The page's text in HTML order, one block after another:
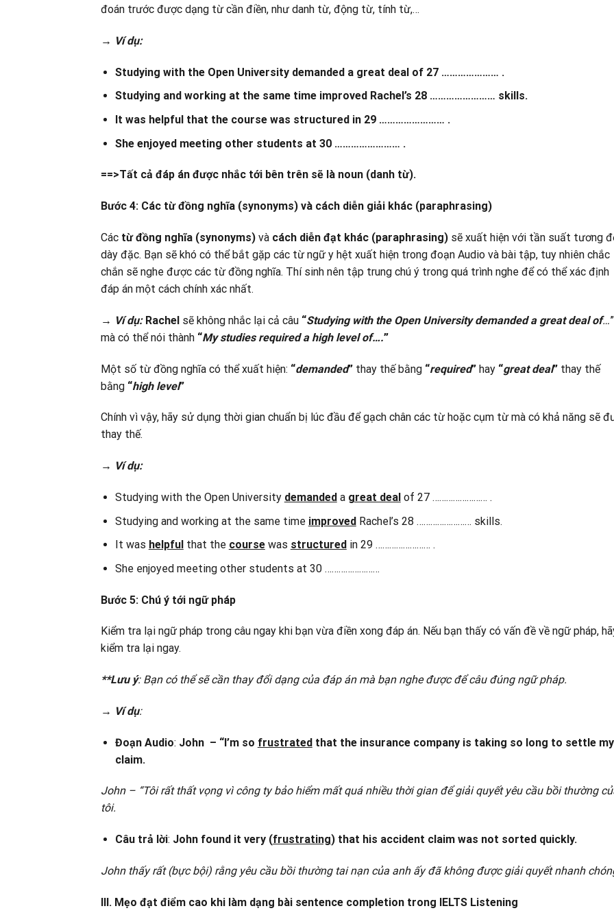
đoán trước được dạng từ cần điền, như danh từ, động từ, tính từ,…
→ Vídụ:
Studying with the Open University demanded a great deal of 27 ………………… .
Studying and working at the same time improved Rachel’s 28 …………………… skills.
It was helpful that the course was structured in 29 …………………… .
She enjoyed meeting other students at 30 …………………… .
==>Tất cả đáp án được nhắc tới bên trên sẽ là noun (danh từ).
Bước 4: Các từ đồng nghĩa (synonyms) và cách diễn giải khác (paraphrasing)
Các từ đồng nghĩa (synonyms) và cách diễn đạt khác (paraphrasing) sẽ xuất hiện với tần suất tương
dày đặc. Bạn sẽ khó có thể bắt gặp các từ ngữ y hệt xuất hiện trong đoạn Audio và bài tập, tuy nhiên chắc
chắn sẽ nghe được các từ đồng nghĩa. Thí sinh nên tập trung chú ý trong quá trình nghe để có thể xác định
đáp án một cách chính xác nhất.
→ Vídụ: Rachel sẽ không nhắc lại cả câu “Studying with the Open University demanded a great deal of…”
mà có thể nói thành “My studies required a high level of….”
Một số từ đồng nghĩa có thể xuất hiện: “demanded” thay thế bằng “required” hay “great deal” thay thế
bằng “high level”
Chính vì vậy, hãy sử dụng thời gian chuẩn bị lúc đầu để gạch chân các từ hoặc cụm từ mà có khả năng sẽ
thay thế.
→ Vídụ:
Studying with the Open University demanded a great deal of 27 …………………… .
Studying and working at the same time improved Rachel’s 28 …………………… skills.
It was helpfulthat the course was structured in 29 …………………… .
She enjoyed meeting other students at 30 ……………………
Bước 5: Chú ý tới ngữ pháp
Kiểm tra lại ngữ pháp trong câu ngay khi bạn vừa điền xong đáp án. Nếu bạn thấy có vấn đề về ngữ pháp,
kiểm tra lại ngay.
**Lưu ý: Bạn có thể sẽ cần thay đổi dạng của đáp án mà bạn nghe được để câu đúng ngữ pháp.
→ Ví dụ:
Đoạn Audio: John – “I’m so frustratedthat the insurance company is taking so long to settle my
claim.
John – “Tôi rất thất vọng vì công ty bảo hiểm mất quá nhiều thời gian để giải quyết yêu cầu bồi thường
tôi.
Câu trả lời: John found it very (frustrating) that his accident claim was not sorted quickly.
John thấy rất (bực bội) rằng yêu cầu bồi thường tai nạn của anh ấy đã không được giải quyết nhanh
III. Mẹo đạt điểm cao khi làm dạng bài sentence completion trong IELTS Listening